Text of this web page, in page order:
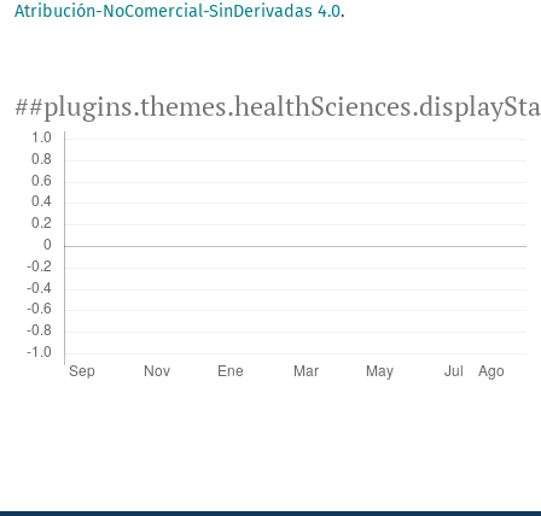
Atribución-NoComercial-SinDerivadas 4.0.